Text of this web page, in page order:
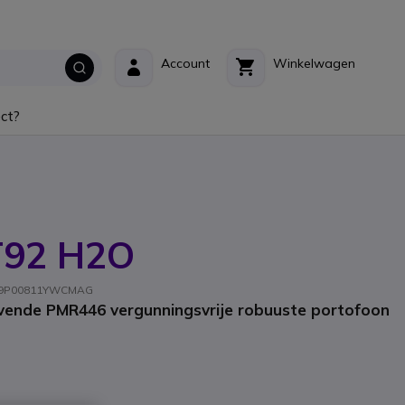
Winkelwagen
Account
H2O
PMR446 vergunningsvrije robuuste portofoon